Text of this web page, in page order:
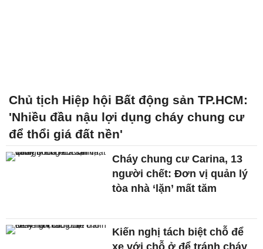
Chủ tịch Hiệp hội Bất động sản TP.HCM:
'Nhiều đầu nậu lợi dụng cháy chung cư
để thổi giá đất nền'
Cháy chung cư Carina, 13
người chết: Đơn vị quản lý
tòa nhà ‘lặn’ mất tăm
Kiến nghị tách biệt chỗ để
xe với chỗ ở để tránh cháy